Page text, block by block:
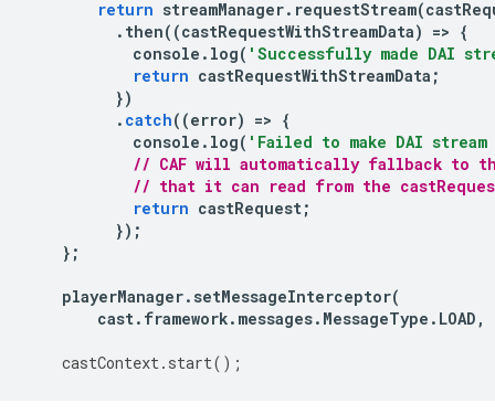
return streamManager. requestStream(
. then((castRequestWithStreamData) => {
console . log( 'Successfully made DAI
return castRequestWithStreamData ;
})
. catch((error) => {
console . log( 'Failed to make DAI
// CAF will automatically fallback to
// that it can read from the
return castRequest;
});
};
playerManager. setMessageInterceptor(
cast. framework. messages. MessageType . LOAD ,
castContext. start();